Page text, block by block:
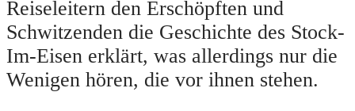
Reiseleitern den Erschöpften und
Schwitzenden die Geschichte des Stock-
Im-Eisen erklärt, was allerdings nur die
Wenigen hören, die vor ihnen stehen.